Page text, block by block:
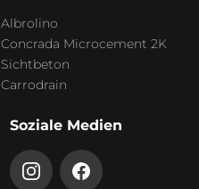
Albrolino
Concrada Microcement 2K
Sichtbeton
Carrodrain
Soziale Medien